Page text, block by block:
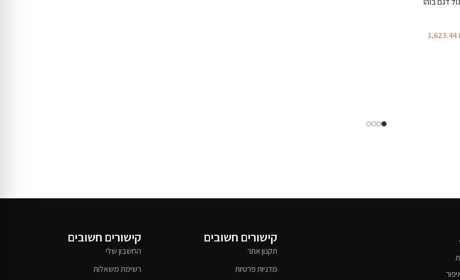
1,623.44
קישורים חשובים
תקנון אתר
מדניות פרטיות
קישורים חשובים
החשבון שלי
רשימת משאלות